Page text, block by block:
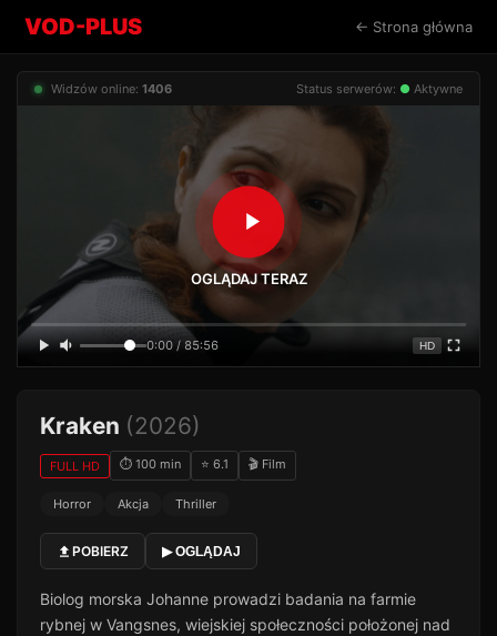
VOD-PLUS ← Strona główna
Widzów online: 1406 Status serwerów: ● Aktywne
OGLĄDAJ TERAZ
0:00 / 85:56 HD
Kraken (2026)
FULL HD ⏱ 100 min ⭐ 6.1 🎬 Film
Horror Akcja Thriller
POBIERZ ▶ OGLĄDAJ
Biolog morska Johanne prowadzi badania na farmie
rybnej w Vangsnes, wiejskiej społeczności położonej nad